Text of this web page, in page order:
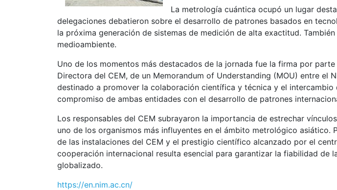
La metrología cuántica ocupó un lugar
delegaciones debatieron sobre el desarrollo de patrones basados en
la próxima generación de sistemas de medición de alta exactitud.
medioambiente.
Uno de los momentos más destacados de la jornada fue la firma por
Directora del CEM, de un Memorandum of Understanding (MOU) entre el
destinado a promover la colaboración científica y técnica y el
compromiso de ambas entidades con el desarrollo de patrones
Los responsables del CEM subrayaron la importancia de estrechar
uno de los organismos más influyentes en el ámbito metrológico
de las instalaciones del CEM y el prestigio científico alcanzado por el
cooperación internacional resulta esencial para garantizar la fiabilidad
globalizado.
https://en.nim.ac.cn/